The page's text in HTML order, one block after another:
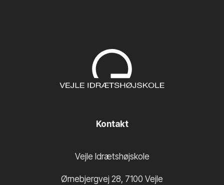
Kontakt
Vejle Idrætshøjskole
Ørnebjergvej 28, 7100 Vejle